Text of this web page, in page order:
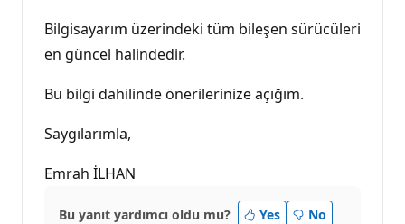
Bilgisayarım üzerindeki tüm bileşen sürücüleri
en güncel halindedir.
Bu bilgi dahilinde önerilerinize açığım.
Saygılarımla,
Emrah İLHAN
Bu yanıt yardımcı oldu mu? Yes
No